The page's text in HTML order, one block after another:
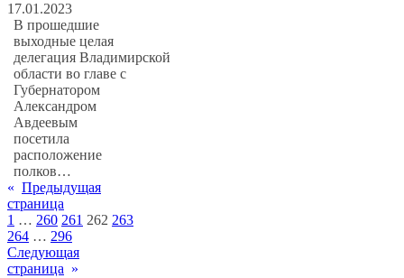
17.01.2023
В прошедшие
выходные целая
делегация Владимирской
области во главе с
Губернатором
Александром
Авдеевым
посетила
расположение
полков…
« Предыдущая
страница
1 … 260 261 262 263
264 … 296
Следующая
страница »